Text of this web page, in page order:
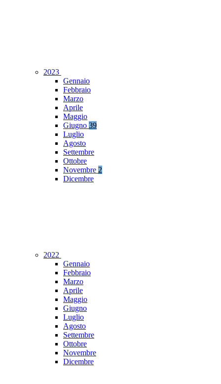
2023
Gennaio
Febbraio
Marzo
Aprile
Maggio
Giugno 39
Luglio
Agosto
Settembre
Ottobre
Novembre 2
Dicembre
2022
Gennaio
Febbraio
Marzo
Aprile
Maggio
Giugno
Luglio
Agosto
Settembre
Ottobre
Novembre
Dicembre